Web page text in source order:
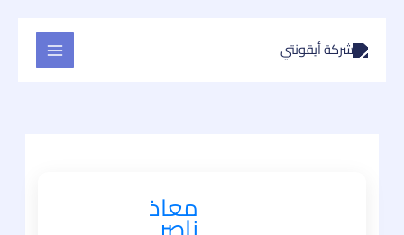
معاذ